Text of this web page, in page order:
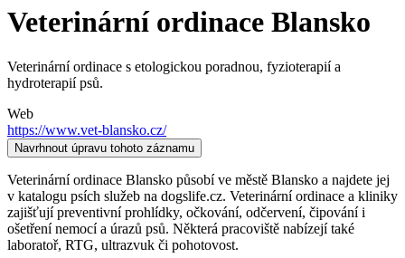
Veterinární ordinace Blansko
Veterinární ordinace s etologickou poradnou, fyzioterapií a
hydroterapií psů.
Web
https://www.vet-blansko.cz/
Navrhnout úpravu tohoto záznamu
Veterinární ordinace Blansko působí ve městě Blansko a najdete jej
v katalogu psích služeb na dogslife.cz. Veterinární ordinace a kliniky
zajišťují preventivní prohlídky, očkování, odčervení, čipování i
ošetření nemocí a úrazů psů. Některá pracoviště nabízejí také
laboratoř, RTG, ultrazvuk či pohotovost.